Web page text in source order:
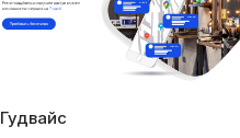
Гудвайс